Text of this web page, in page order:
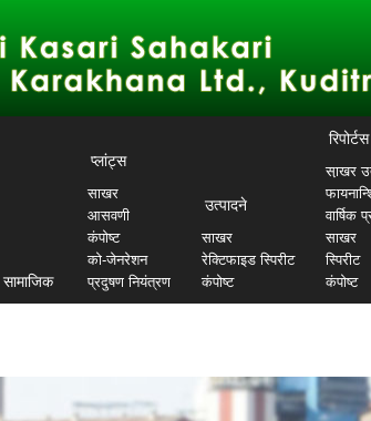
सामाजिक
प्लांट्स
साखर
आसवणी
कंपोष्ट
को-जेनरेशन
प्रदुषण नियंत्रण
उत्पादने
साखर
रेक्टिफाइड स्पिरीट
कंपोष्ट
रिपोर्टस
सा़खर
वार्षिक
साखर
स्पिरीट
कंपोष्ट